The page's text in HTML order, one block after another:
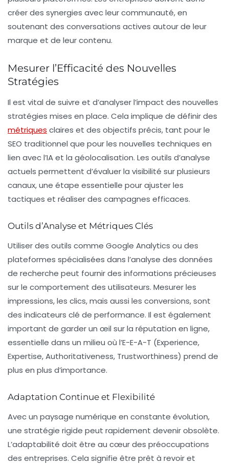
créer des synergies avec leur communauté, en
soutenant des conversations actives autour de leur
marque et de leur contenu.
Mesurer l’Efficacité des Nouvelles
Stratégies
Il est vital de suivre et d’analyser l’impact des nouvelles
stratégies mises en place. Cela implique de définir des
métriques claires et des objectifs précis, tant pour le
SEO traditionnel que pour les nouvelles techniques en
lien avec l’IA et la géolocalisation. Les outils d’analyse
actuels permettent d’évaluer la visibilité sur plusieurs
canaux, une étape essentielle pour ajuster les
tactiques et réaliser des campagnes efficaces.
Outils d’Analyse et Métriques Clés
Utiliser des outils comme Google Analytics ou des
plateformes spécialisées dans l’analyse des données
de recherche peut fournir des informations précieuses
sur le comportement des utilisateurs. Mesurer les
impressions, les clics, mais aussi les conversions, sont
des indicateurs clé de performance. Il est également
important de garder un œil sur la réputation en ligne,
essentielle dans un milieu où l’E-E-A-T (Experience,
Expertise, Authoritativeness, Trustworthiness) prend de
plus en plus d’importance.
Adaptation Continue et Flexibilité
Avec un paysage numérique en constante évolution,
une stratégie rigide peut rapidement devenir obsolète.
L’adaptabilité doit être au cœur des préoccupations
des entreprises. Cela signifie être prêt à revoir et